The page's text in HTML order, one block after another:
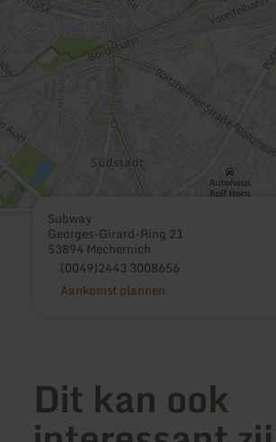
Subway
Georges-Girard-Ring 21
53894 Mechernich
(0049)2443 3008656
Aankomst plannen
Dit kan ook